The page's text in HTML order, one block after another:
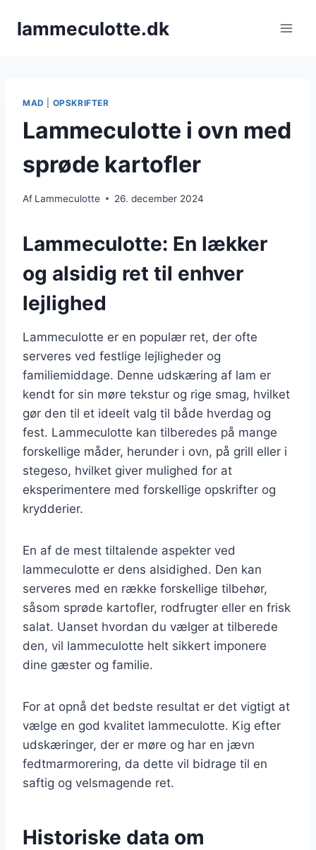
lammeculotte.dk
MAD OPSKRIFTER
Lammeculotte i ovn med
sprøde kartofler
Af Lammeculotte 26. december 2024
Lammeculotte: En lækker
og alsidig ret til enhver
lejlighed
Lammeculotte er en populær ret, der ofte
serveres ved festlige lejligheder og
familiemiddage. Denne udskæring af lam er
kendt for sin møre tekstur og rige smag, hvilket
gør den til et ideelt valg til både hverdag og
fest. Lammeculotte kan tilberedes på mange
forskellige måder, herunder i ovn, på grill eller i
stegeso, hvilket giver mulighed for at
eksperimentere med forskellige opskrifter og
krydderier.
En af de mest tiltalende aspekter ved
lammeculotte er dens alsidighed. Den kan
serveres med en række forskellige tilbehør,
såsom sprøde kartofler, rodfrugter eller en frisk
salat. Uanset hvordan du vælger at tilberede
den, vil lammeculotte helt sikkert imponere
dine gæster og familie.
For at opnå det bedste resultat er det vigtigt at
vælge en god kvalitet lammeculotte. Kig efter
udskæringer, der er møre og har en jævn
fedtmarmorering, da dette vil bidrage til en
saftig og velsmagende ret.
Historiske data om